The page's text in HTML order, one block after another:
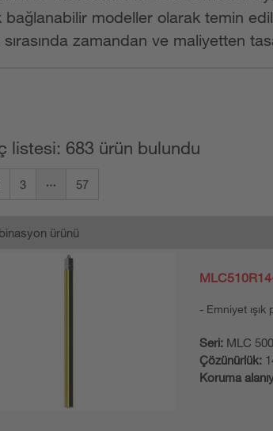
bağlanabilir modeller olarak temin
zamandan ve maliyetten
listesi: 683 ürün bulundu
3 57
ürünü
Emniyet ışık
Seri: MLC 500
Çözünürlük:
Koruma